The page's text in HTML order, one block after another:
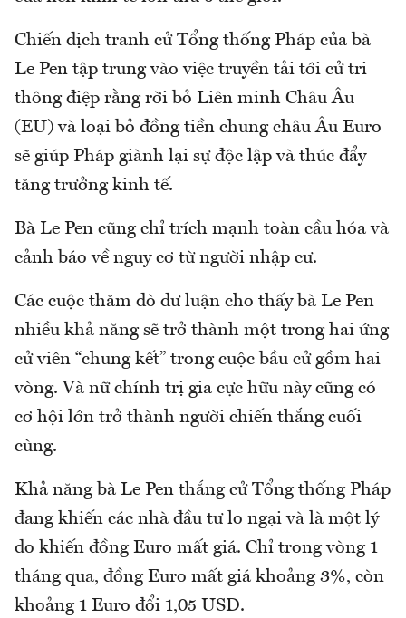
Chiến dịch tranh cử Tổng thống Pháp của bà
Le Pen tập trung vào việc truyền tải tới cử tri
thông điệp rằng rời bỏ Liên minh Châu Âu
(EU) và loại bỏ đồng tiền chung châu Âu Euro
sẽ giúp Pháp giành lại sự độc lập và thúc đẩy
tăng trưởng kinh tế.
Bà Le Pen cũng chỉ trích mạnh toàn cầu hóa và
cảnh báo về nguy cơ từ người nhập cư.
Các cuộc thăm dò dư luận cho thấy bà Le Pen
nhiều khả năng sẽ trở thành một trong hai ứng
cử viên “chung kết” trong cuộc bầu cử gồm hai
vòng. Và nữ chính trị gia cực hữu này cũng có
cơ hội lớn trở thành người chiến thắng cuối
cùng.
Khả năng bà Le Pen thắng cử Tổng thống Pháp
đang khiến các nhà đầu tư lo ngại và là một lý
do khiến đồng Euro mất giá. Chỉ trong vòng 1
tháng qua, đồng Euro mất giá khoảng 3%, còn
khoảng 1 Euro đổi 1,05 USD.